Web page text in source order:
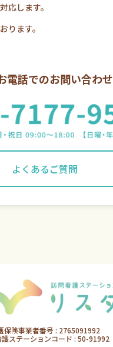
応します。
ります。
電話でのお問い合わせ
よくあるご質問
保険事業者番号 : 2765091992
ステーションコード : 50-91992